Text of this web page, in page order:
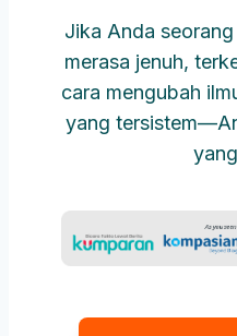
Jika Anda
merasa jenuh,
cara mengubah
yang